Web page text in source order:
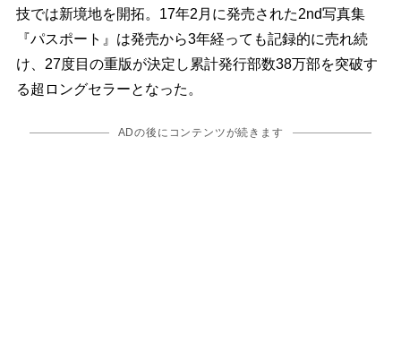
技では新境地を開拓。17年2月に発売された2nd写真集
『パスポート』は発売から3年経っても記録的に売れ続
け、27度目の重版が決定し累計発行部数38万部を突破す
る超ロングセラーとなった。
ADの後にコンテンツが続きます